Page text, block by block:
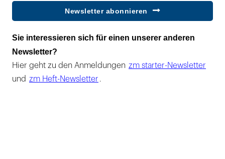
Newsletter abonnieren
Sie interessieren sich für einen unserer anderen
Newsletter?
Hier geht zu den Anmeldungen zm starter-Newsletter
und zm Heft-Newsletter .